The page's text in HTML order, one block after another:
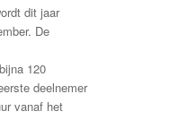
dit jaar
De
120
deelnemer
vanaf het